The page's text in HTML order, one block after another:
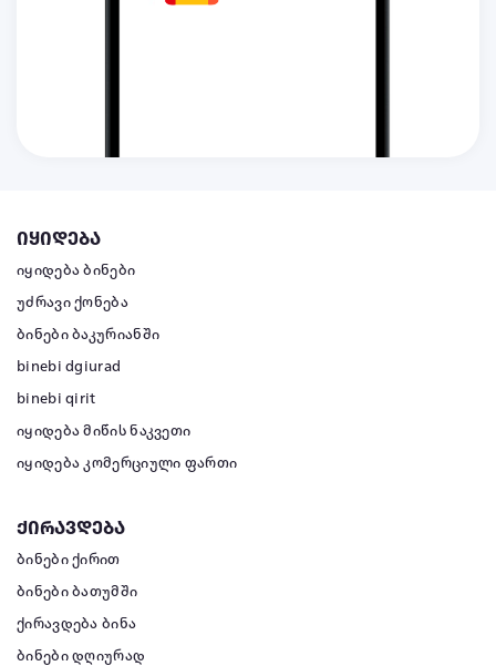
იყიდება
იყიდება ბინები
უძრავი ქონება
ბინები ბაკურიანში
binebi dgiurad
binebi qirit
იყიდება მიწის ნაკვეთი
იყიდება კომერციული ფართი
ქირავდება
ბინები ქირით
ბინები ბათუმში
ქირავდება ბინა
ბინები დღიურად